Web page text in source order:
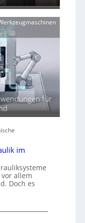
für
im
allem
Doch es